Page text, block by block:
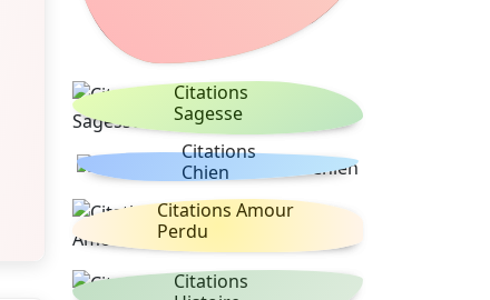
Citations
Sagesse
Citations
Chien
Citations Amour
Perdu
Citations